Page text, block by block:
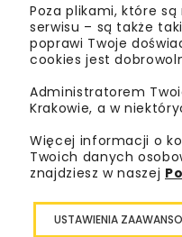
Walne
Ogólnopolskiej Izby
Gospodarczej
BUDOWNICTWO
HYDROTECHNIKA
KOLEJ
ARCHIWUM NBI
Poza plikami, które
serwisu – są także
poprawi Twoje
cookies jest
Administratorem
Krakowie, a w
Więcej informacji o
Twoich danych
znajdziesz w naszej
USTAWIENIA